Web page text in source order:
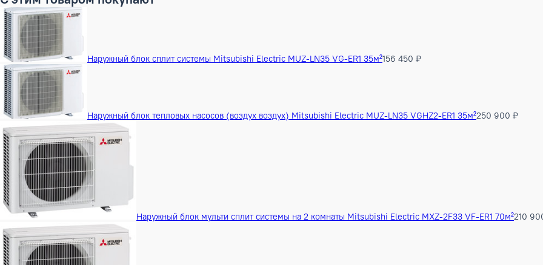
Вес Брутто
Бренд
Наименование серии
Инверторный
Документация
Декларация энергоэффективности MSZ-EF35VEW-E1 (0.22 МБ)
Инструкция по установке MSZ-EF42VEW-E1 (0.39 МБ)
Руководство по эксплуатации MSZ-EF42VEW-E1 (2.11 МБ)
20 (3.96 МБ)
С этим товаром покупают
Наружный блок сплит системы Mitsubishi Electric MUZ-LN35 VG-ER1 35м²